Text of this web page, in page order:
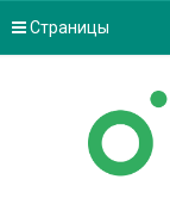
Страницы